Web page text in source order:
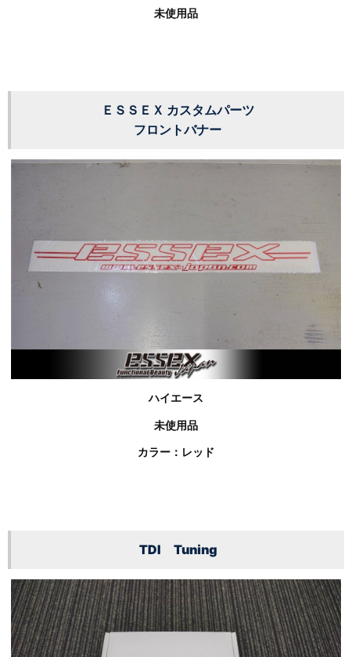
未使用品
ＥＳＳＥＸ カスタムパーツ
フロントバナー
ハイエース
未使用品
カラー：レッド
TDI Tuning